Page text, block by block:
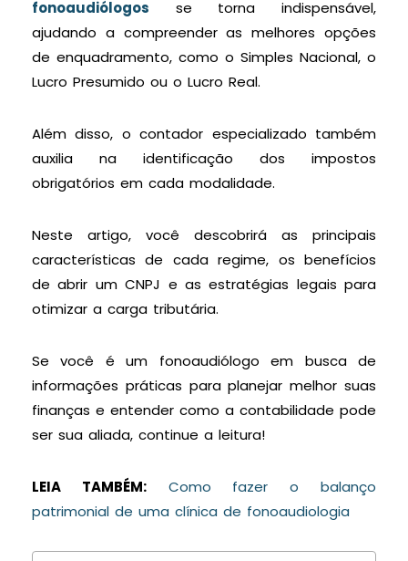
fonoaudiólogos se torna indispensável,
ajudando a compreender as melhores opções
de enquadramento, como o Simples Nacional, o
Lucro Presumido ou o Lucro Real.
Além disso, o contador especializado também
auxilia na identificação dos impostos
obrigatórios em cada modalidade.
Neste artigo, você descobrirá as principais
características de cada regime, os benefícios
de abrir um CNPJ e as estratégias legais para
otimizar a carga tributária.
Se você é um fonoaudiólogo em busca de
informações práticas para planejar melhor suas
finanças e entender como a contabilidade pode
ser sua aliada, continue a leitura!
LEIA TAMBÉM:
Como fazer o balanço
patrimonial de uma clínica de fonoaudiologia